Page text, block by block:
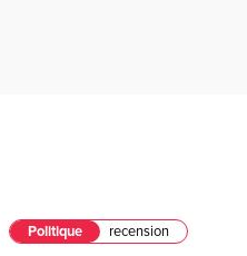
Politique recension